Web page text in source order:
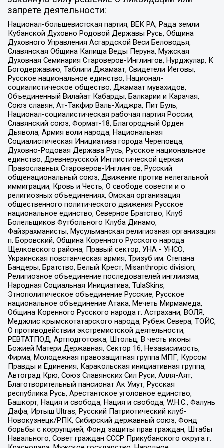
запрете деятельности:
Национал-большевистская партия, ВЕК РА, Рада земли
Кубанской Духовно Родовой Державы Русь, Община
Духовного Управления Асгардской Веси Беловодья,
Славянская Община Капища Веды Перуна, Мужская
Духовная Семинария Староверов-Инглингов, Нурджулар, К
Богодержавию, Таблиги Джамаат, Свидетели Иеговы,
Русское национальное единство, Национал-
социалистическое общество, Джамаат мувахидов,
Объединенный Вилайат Кабарды, Балкарии и Карачая,
Союз славян, Ат-Такфир Валь-Хиджра, Пит Буль,
Национал-социалистическая рабочая партия России,
Славянский союз, Формат-18, Благородный Орден
Дьявола, Армия воли народа, Национальная
Социалистическая Инициатива города Череповца,
Духовно-Родовая Держава Русь, Русское национальное
единство, Древнерусской Инглистической церкви
Православных Староверов-Инглингов, Русский
общенациональный союз, Движение против нелегальной
иммиграции, Кровь и Честь, О свободе совести и о
религиозных объединениях, Омская организация
общественного политического движения Русское
национальное единство, Северное Братство, Клуб
Болельщиков Футбольного Клуба Динамо,
Файзрахманисты, Мусульманская религиозная организация
п. Боровский, Община Коренного Русского народа
Щелковского района, Правый сектор, УНА - УНСО,
Украинская повстанческая армия, Тризуб им. Степана
Бандеры, Братство, Белый Крест, Misanthropic division,
Религиозное объединение последователей инглиизма,
Народная Социальная Инициатива, TulaSkins,
Этнополитическое объединение Русские, Русское
национальное объединение Атака, Мечеть Мирмамеда,
Община Коренного Русского народа г. Астрахани, ВОЛЯ,
Меджлис крымскотатарского народа, Рубеж Севера, ТОЙС,
О противодействии экстремистской деятельности,
РЕВТАТПОД, Артподготовка, Штольц, В честь иконы
Божией Матери Державная, Сектор 16, Независимость,
Фирма, Молодежная правозащитная группа МПГ, Курсом
Правды и Единения, Каракольская инициативная группа,
Автоград Крю, Союз Славянских Сил Руси, Алля-Аят,
Благотворительный пансионат Ак Умут, Русская
республика Русь, Арестантское уголовное единство,
Башкорт, Нация и свобода, Нация и свобода, W.H.С., Фалунь
Дафа, Иртыш Ultras, Русский Патриотический клуб-
Новокузнецк/РПК, Сибирский державный союз, Фонд
борьбы с коррупцией, Фонд защиты прав граждан, Штабы
Навального, Совет граждан СССР Прикубанского округа г.